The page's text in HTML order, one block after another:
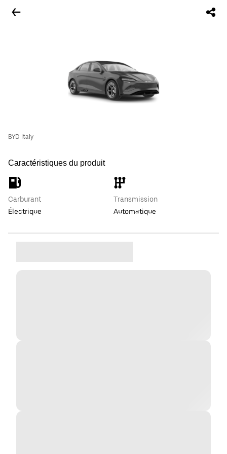
BYD Italy
Caractéristiques du produit
Carburant
Électrique
Transmission
Automatique